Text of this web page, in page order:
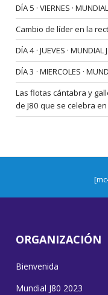
DÍA 5 · VIERNES ·
Cambio de líder en la
DÍA 4 · JUEVES ·
DÍA 3 · MIERCOLES ·
Las flotas cántabra y
de J80 que se celebra
ORGANIZACIÓN
Bienvenida
Mundial J80 2023